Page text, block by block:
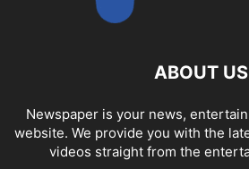
ABOUT US
Newspaper is your news,
website. We provide you with the
videos straight from the